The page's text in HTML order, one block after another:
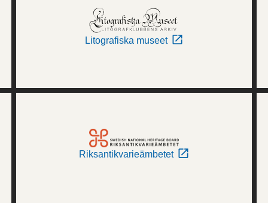
Litografiska museet
Riksantikvarieämbetet